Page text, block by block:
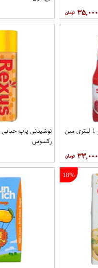
۳۵,۰۰۰
نوشیدنی کاکتوس گازدار 1 لیتری سن
۳۳,۰۰۰
رکسوس
18%